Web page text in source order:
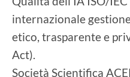
internazionale
etico, trasparente e
Act).
Società Scientifica